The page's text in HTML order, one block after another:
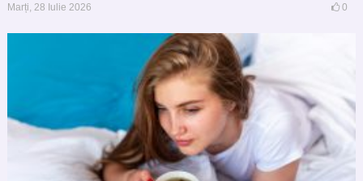
Marți, 28 Iulie 2026 0